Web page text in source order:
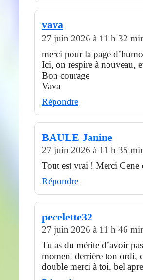
vava
27 juin 2026 à 11 h 32
merci pour la page
Ici, on respire à nouveau,
Bon courage
Vava
Répondre
BAULE Janine
27 juin 2026 à 11 h 35
Tout est vrai ! Merci
Répondre
pecelette32
27 juin 2026 à 11 h 46
Tu as du mérite d’avoir
moment derrière ton ordi,
double merci à toi, bel